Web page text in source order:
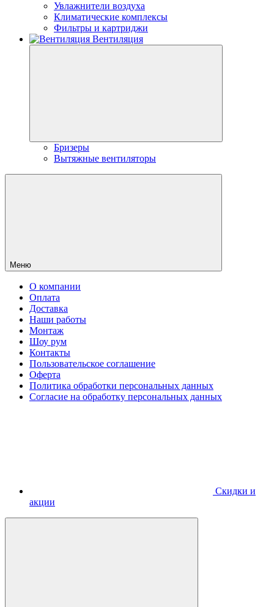
Увлажнители воздуха
Климатические комплексы
Фильтры и картриджи
Вентиляция
Бризеры
Вытяжные вентиляторы
Меню
О компании
Оплата
Доставка
Наши работы
Монтаж
Шоу рум
Контакты
Пользовательское соглашение
Оферта
Политика обработки персональных данных
Согласие на обработку персональных данных
Скидки и
акции